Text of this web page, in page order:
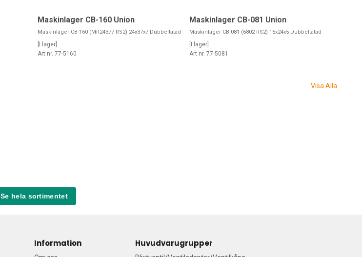
Maskinlager CB-160 Union
Maskinlager CB-160 (MR24377 RS2) 24x37x7 Dubbeltätad
[I lager]
Art nr. 77-5160
Maskinlager CB-081 Union
Maskinlager CB-081 (6802 RS2) 15x24x5 Dubbeltätad
[I lager]
Art nr. 77-5081
Visa Alla
Se hela sortimentet
Information Huvudvarugrupper